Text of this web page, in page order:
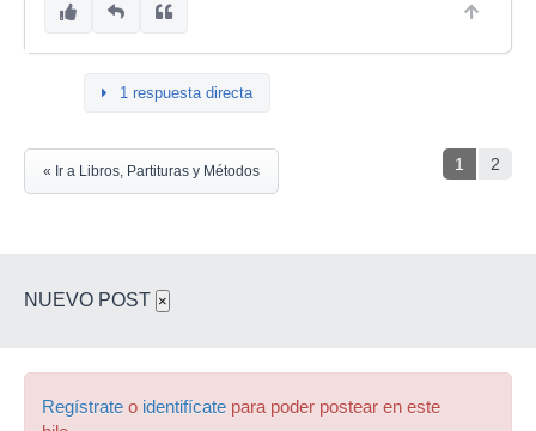
1 respuesta directa
1 2
« Ir a Libros, Partituras y Métodos
NUEVO POST ×
Regístrate o identifícate para poder postear en este